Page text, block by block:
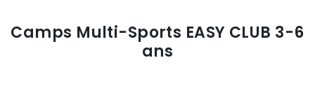
Camps Multi-Sports EASY CLUB 3-6
ans